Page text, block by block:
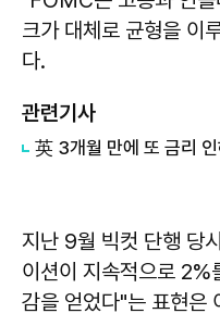
크가 대체로 균형을 이
다.
관련기사
英 3개월 만에 또 금리
지난 9월 빅컷 단행 당
이션이 지속적으로 2%
감을 얻었다"는 표현은